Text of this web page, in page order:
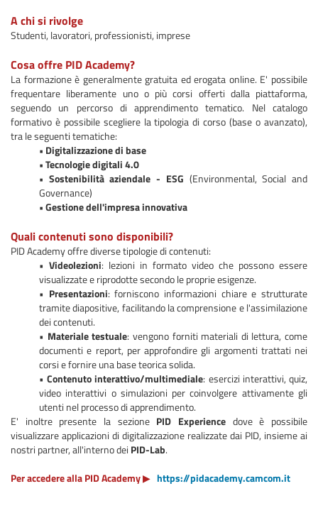
A chi si rivolge
Studenti, lavoratori, professionisti, imprese
Cosa offre PID Academy?
La formazione è generalmente gratuita ed erogata online. E' possibile
frequentare liberamente uno o più corsi offerti dalla piattaforma,
seguendo un percorso di apprendimento tematico. Nel catalogo
formativo è possibile scegliere la tipologia di corso (base o avanzato),
tra le seguenti tematiche:
• Digitalizzazione di base
• Tecnologie digitali 4.0
• Sostenibilità aziendale - ESG (Environmental, Social and
Governance)
• Gestione dell'impresa innovativa
Quali contenuti sono disponibili?
PID Academy offre diverse tipologie di contenuti:
• Videolezioni: lezioni in formato video che possono essere
visualizzate e riprodotte secondo le proprie esigenze.
• Presentazioni: forniscono informazioni chiare e strutturate
tramite diapositive, facilitando la comprensione e l'assimilazione
dei contenuti.
• Materiale testuale: vengono forniti materiali di lettura, come
documenti e report, per approfondire gli argomenti trattati nei
corsi e fornire una base teorica solida.
•Contenuto interattivo/multimediale: esercizi interattivi, quiz,
video interattivi o simulazioni per coinvolgere attivamente gli
utenti nel processo di apprendimento.
E' inoltre presente la sezione PID Experience dove è possibile
visualizzare applicazioni di digitalizzazione realizzate dai PID, insieme ai
nostri partner, all'interno dei PID-Lab.
Per accedere alla PID Academy▶ https://pidacademy.camcom.it